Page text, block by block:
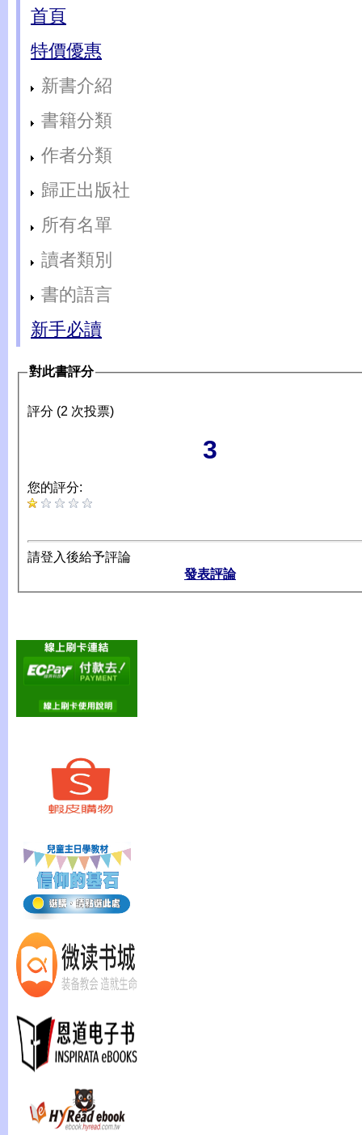
首頁
特價優惠
新書介紹
書籍分類
作者分類
歸正出版社
所有名單
讀者類別
書的語言
新手必讀
對此書評分
評分 (2 次投票)
3
您的評分:
請登入後給予評論
發表評論